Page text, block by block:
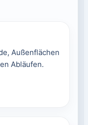
Außenflächen
Abläufen.